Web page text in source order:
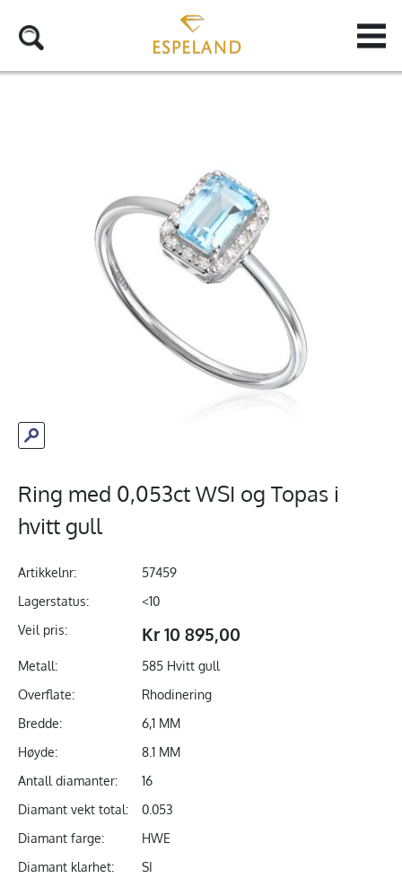
Ring med 0,053ct WSI og Topas i
hvitt gull
Artikkelnr:
57459
Lagerstatus:
<10
Veil pris:
Kr 10 895,00
Metall:
585 Hvitt gull
Overflate:
Rhodinering
Bredde:
6,1 MM
Høyde:
8.1 MM
Antall diamanter:
16
Diamant vekt total:
0.053
Diamant farge:
HWE
Diamant klarhet:
SI